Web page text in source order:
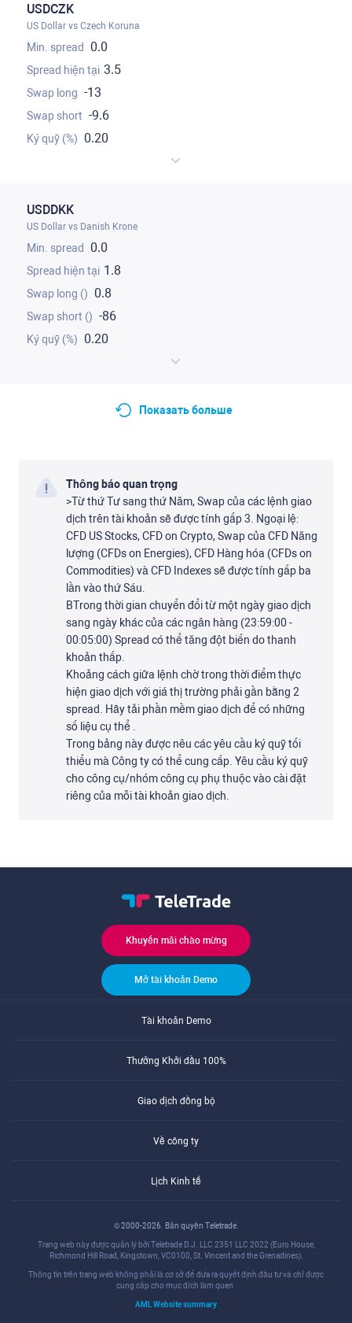
USDCZK
US Dollar vs Czech Koruna
0.0
3.5
-13
-9.6
0.20
USDDKK
US Dollar vs Danish Krone
0.0
1.8
0.8
-86
0.20
Показать больше
Thông báo quan trọng
>Từ thứ Tư sang thứ Năm, Swap của các lệnh giao
dịch trên tài khoản sẽ được tính gấp 3. Ngoại lệ:
CFD US Stocks, CFD on Crypto, Swap của CFD Năng
lượng (CFDs on Energies), CFD Hàng hóa (CFDs on
Commodities) và CFD Indexes sẽ được tính gấp ba
lần vào thứ Sáu.
ВTrong thời gian chuyển đổi từ một ngày giao dịch
sang ngày khác của các ngân hàng (23:59:00 -
00:05:00) Spread có thể tăng đột biến do thanh
khoản thấp.
Khoảng cách giữa lệnh chờ trong thời điểm thực
hiện giao dịch với giá thị trường phải gần bằng 2
spread. Hãy tải phần mềm giao dịch để có những
số liệu cụ thể .
Trong bảng này được nêu các yêu cầu ký quỹ tối
thiểu mà Công ty có thể cung cấp. Yêu cầu ký quỹ
cho công cụ/nhóm công cụ phụ thuộc vào cài đặt
riêng của mỗi tài khoản giao dịch.
Khuyến mãi chào mừng
Mở tài khoản Demo
Tài khoản Demo
Thưởng Khởi đầu 100%
Giao dịch đồng bộ
Về công ty
Lịch Kinh tế
© 2000-2026. Bản quyền Teletrade.
Trang web này được quản lý bởi Teletrade D.J. LLC 2351 LLC 2022 (Euro House,
Richmond Hill Road, Kingstown, VC0100, St. Vincent and the Grenadines).
Thông tin trên trang web không phải là cơ sở để đưa ra quyết định đầu tư và chỉ được
cung cấp cho mục đích làm quen.
AML Website summary